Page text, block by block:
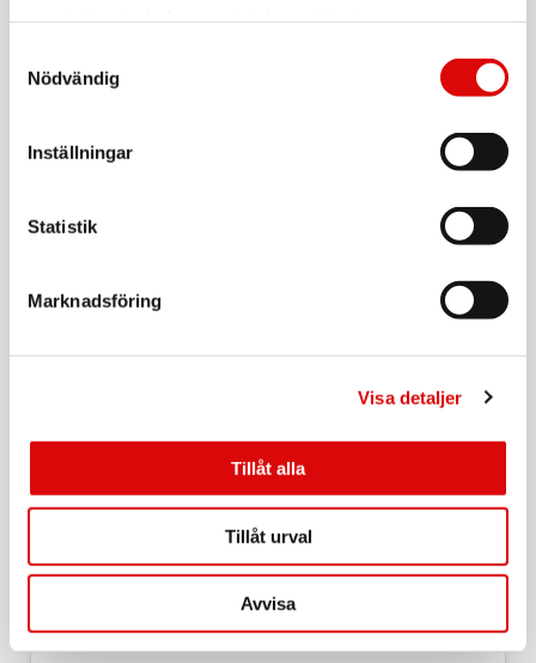
Nödvändig
Inställningar
Statistik
Marknadsföring
Visa detaljer
Tillåt alla
Tillåt urval
Avvisa
Jordad
Rek: 129,00 kr
155575-2957
Rek: 299,00 kr
Art nr:
A15748